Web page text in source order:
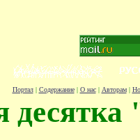
Портал| Содержание| О нас| Авторам|
десятка